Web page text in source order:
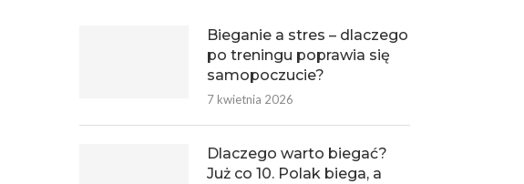
Bieganie a stres – dlaczego
po treningu poprawia się
samopoczucie?
7 kwietnia 2026
Dlaczego warto biegać?
Już co 10. Polak biega, a